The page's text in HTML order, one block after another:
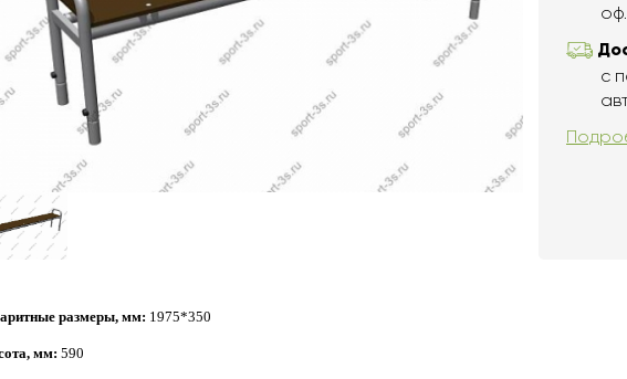
с
размеры, мм: 1975*350
мм: 590